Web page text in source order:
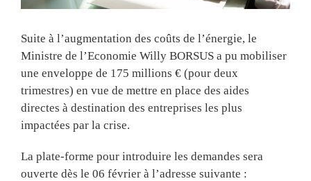
Suite à l’augmentation des coûts de l’énergie, le
Ministre de l’Economie Willy BORSUS a pu mobiliser
une enveloppe de 175 millions € (pour deux
trimestres) en vue de mettre en place des aides
directes à destination des entreprises les plus
impactées par la crise.
La plate-forme pour introduire les demandes sera
ouverte dès le 06 février à l’adresse suivante :